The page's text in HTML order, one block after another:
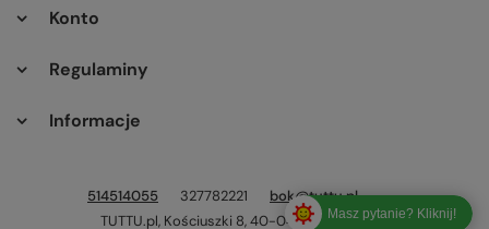
Konto
Regulaminy
Informacje
514514055 327782221
bok@tuttu.pl
TUTTU.pl, Kościuszki 8,40-049Katowice
Masz pytanie? Kliknij!